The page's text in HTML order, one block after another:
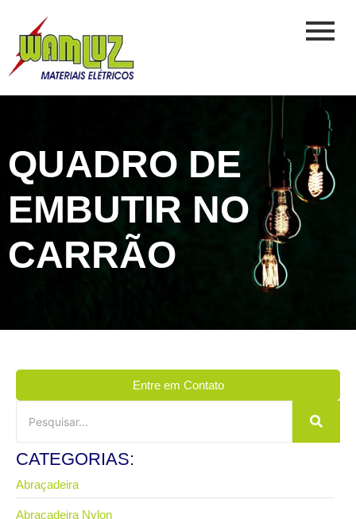
QUADRO DE
EMBUTIR NO
CARRÃO
Entre em Contato
CATEGORIAS:
Abraçadeira
Abraçadeira Nylon